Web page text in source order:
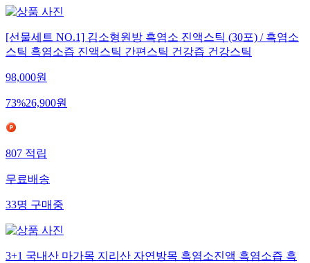
[선물세트 NO.1] 김소형원방 흑염소 진액스틱 (30포) / 흑염소
스틱 흑염소즙 진액스틱 간편스틱 건강즙 건강스틱
98,000원
73%26,900원
807 적립
무료배송
33명 구매중
3+1 국내산 마가목 지리산 자연방목 흑염소진액 흑염소즙 흑